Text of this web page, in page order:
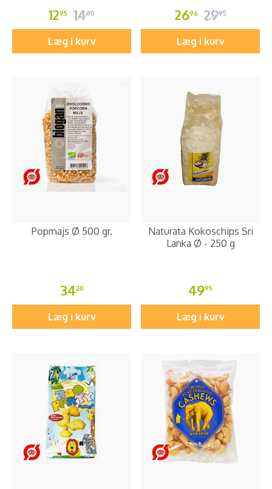
1295 1400
Læg i kurv
2696 2995
Læg i kurv
Popmajs Ø 500 gr.
3420
Læg i kurv
Naturata Kokoschips Sri
Lanka Ø - 250 g
4995
Læg i kurv